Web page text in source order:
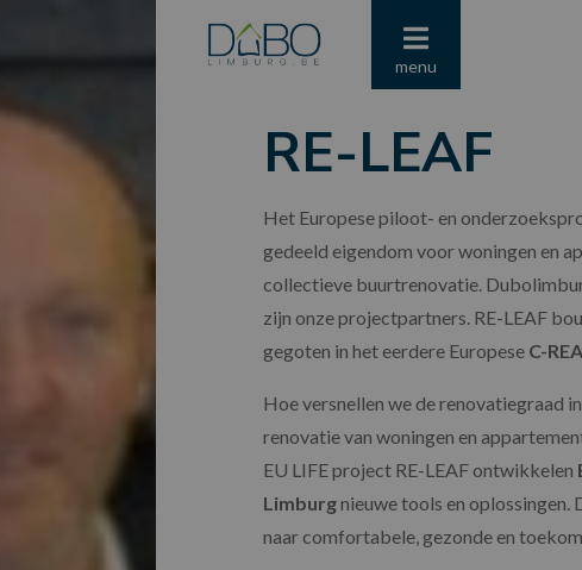
menu
RE-LEAF
Het Europese piloot- en
gedeeld eigendom voor woningen en
collectieve buurtrenovatie.
zijn onze projectpartners. RE-LEAF
gegoten in het eerdere Europese C-
Hoe versnellen we de renovatiegraad
renovatie van woningen en
EU LIFE project RE-LEAF ontwikkelen
Limburgnieuwe tools en oplossingen.
naar comfortabele, gezonde en